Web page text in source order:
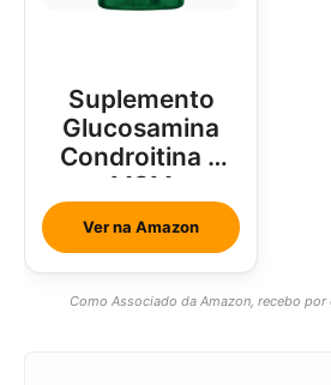
Suplemento
Glucosamina
Condroitina e
MSM
Ver na Amazon
Como Associado da Amazon, recebo